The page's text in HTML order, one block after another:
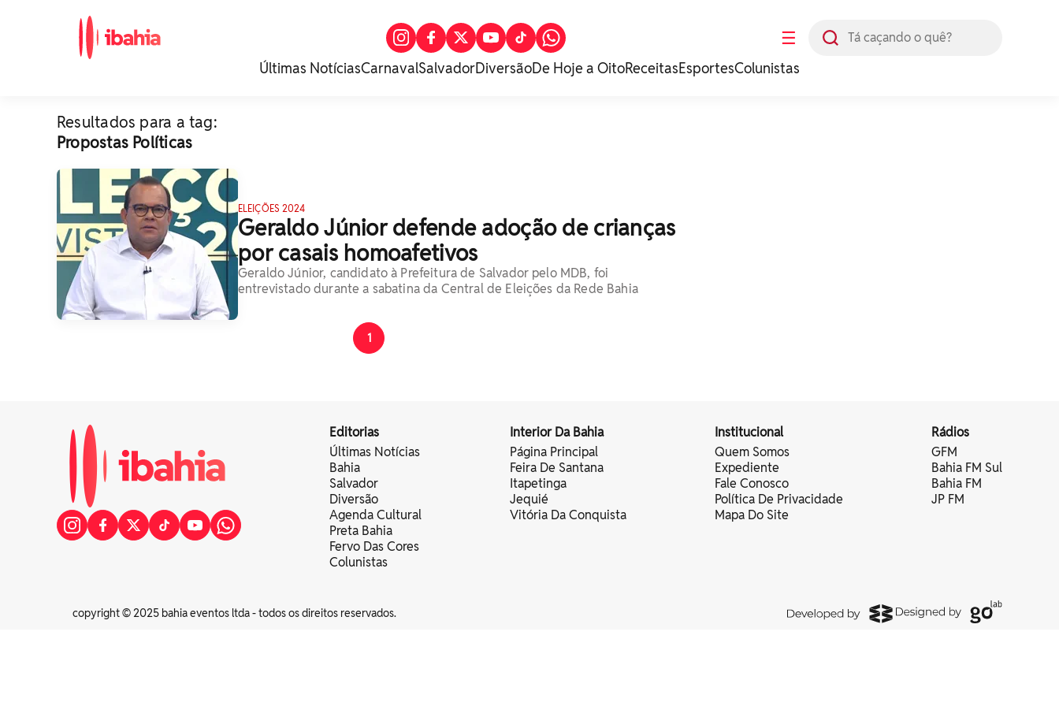
☰
Últimas NotíciasCarnavalSalvadorDiversãoDe Hoje a OitoReceitasEsportesColunistas
Resultados para a tag:
Propostas Políticas
ELEIÇÕES 2024
Geraldo Júnior defende adoção de crianças
por casais homoafetivos
Geraldo Júnior, candidato à Prefeitura de Salvador pelo MDB, foi
entrevistado durante a sabatina da Central de Eleições da Rede Bahia
1
Editorias
Últimas Notícias
Bahia
Salvador
Diversão
Agenda Cultural
Preta Bahia
Fervo Das Cores
Colunistas
Interior Da Bahia
Página Principal
Feira De Santana
Itapetinga
Jequié
Vitória Da Conquista
Institucional
Quem Somos
Expediente
Fale Conosco
Política De Privacidade
Mapa Do Site
Rádios
GFM
Bahia FM Sul
Bahia FM
JP FM
copyright © 2025 bahia eventos ltda - todos os direitos reservados.